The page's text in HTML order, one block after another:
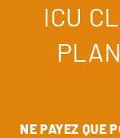
ICU
NE PAYEZ QUE